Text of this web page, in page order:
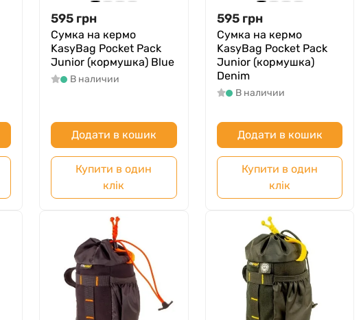
595 грн
Сумка на кермо
KasyBag Pocket Pack
Junior (кормушка) Blue
В наличии
Додати в кошик
Купити в один
клік
595 грн
Сумка на кермо
KasyBag Pocket Pack
Junior (кормушка)
Denim
В наличии
Додати в кошик
Купити в один
клік